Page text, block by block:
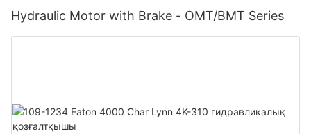
Hydraulic Motor with Brake - OMT/BMT Series